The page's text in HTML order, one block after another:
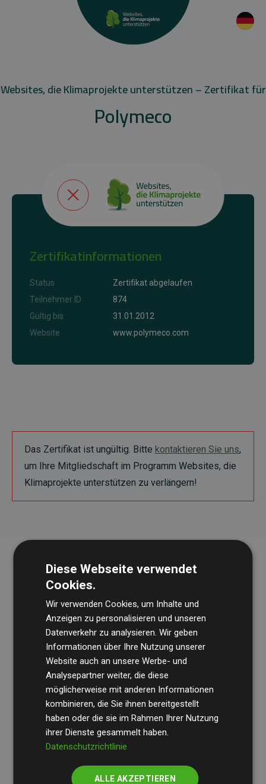
Websites, die Klimaprojekte unterstützen – Zertifikat für
Polymeco
Zertifikatinformationen
Status
Zertifikat abgelaufen
Teilnehmer ID
874
Gültig bis
31.01.2012
Website
www.polymeco.com
Das Zertifikat ist ungültig. Bitte kontaktieren Sie uns,
um Ihre Mitgliedschaft im Programm Websites, die
Klimaprojekte unterstützen zu verlängern!
Die Wirtschaftsprüfungsgesellschaft BDOüberprüft
regelmäßig unsere Berechnungen und Methodik, um
Transparenz und Verlässlichkeit sicherzustellen.
Ihre Prüfungen belegen, dass unsere Investitionen in
Klimaschutzprojekte im Durchschnitt200 % der
geschätzten CO₂-Emissionender teilnehmenden
Websites kompensieren – ein klarer Nachweis für die
messbare Klimawirkung unseres Ansatzes.
Diese Webseite verwendet
Cookies.
Wir verwenden Cookies, um Inhalte und
Anzeigen zu personalisieren und unseren
Datenverkehr zu analysieren. Wir geben
Informationen über Ihre Nutzung unserer
Website auch an unsere Werbe- und
Analysepartner weiter, die diese
möglicherweise mit anderen Informationen
kombinieren, die Sie ihnen bereitgestellt
haben oder die sie im Rahmen Ihrer Nutzung
ihrer Dienste gesammelt haben.
Datenschutzrichtlinie
ALLE AKZEPTIEREN